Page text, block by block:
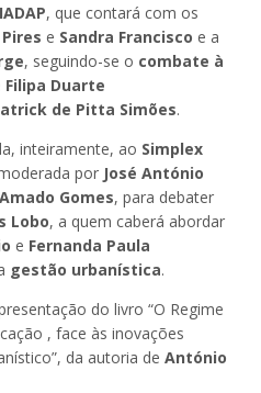
, que contará com os
e Sandra Francisco e a
, seguindo-se o combate à
Filipa Duarte
de Pitta Simões.
inteiramente, ao Simplex
por José António
Gomes, para debater
Lobo, a quem caberá abordar
e Fernanda Paula
gestão urbanística.
do livro “O Regime
, face às inovações
da autoria de António